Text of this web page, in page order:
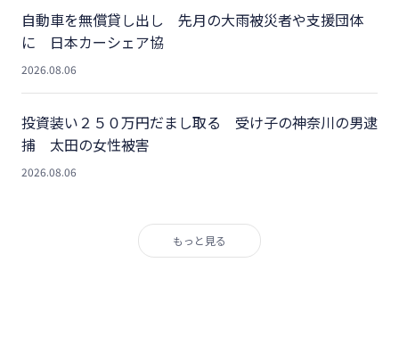
自動車を無償貸し出し 先月の大雨被災者や支援団体
に 日本カーシェア協
2026.08.06
投資装い２５０万円だまし取る 受け子の神奈川の男逮
捕 太田の女性被害
2026.08.06
もっと見る